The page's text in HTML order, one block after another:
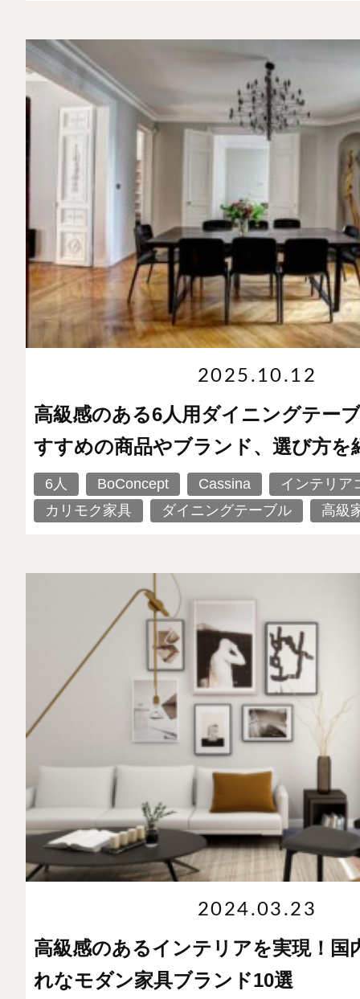
2025.10.12
高級感のある6人用ダイニングテー
すすめの商品やブランド、選び方を
6人 BoConcept Cassina
インテリア
カリモク家具
ダイニングテーブル 高級
2024.03.23
高級感のあるインテリアを実現！国
れなモダン家具ブランド10選